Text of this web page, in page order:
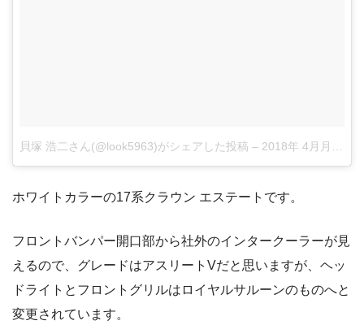
貝塚 浩二さん(@look5963)がシェアした投稿 – 2018年 4月月29日午後11時12分PDT
ホワイトカラーの17系クラウン エステートです。
フロントバンパー開口部から社外のインタークーラーが見
えるので、グレードはアスリートVだと思いますが、ヘッ
ドライトとフロントグリルはロイヤルサルーンのものへと
変更されています。